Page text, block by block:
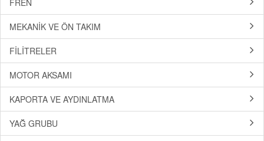
FREN
MEKANİK VE ÖN TAKIM
FİLİTRELER
MOTOR AKSAMI
KAPORTA VE AYDINLATMA
YAĞ GRUBU